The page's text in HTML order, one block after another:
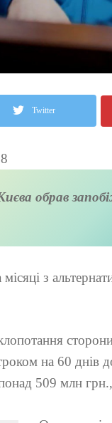
Twitter
обрав
з
на 60 днів
509 млн